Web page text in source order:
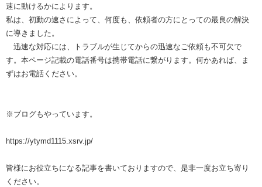
速に動けるかによります。
私は、初動の速さによって、何度も、依頼者の方にとっての最良の解決
に導きました。
迅速な対応には、トラブルが生じてからの迅速なご依頼も不可欠で
す。本ページ記載の電話番号は携帯電話に繋がります。何かあれば、ま
ずはお電話ください。
※ブログもやっています。
https://ytymd1115.xsrv.jp/
皆様にお役立ちになる記事を書いておりますので、是非一度お立ち寄り
ください。